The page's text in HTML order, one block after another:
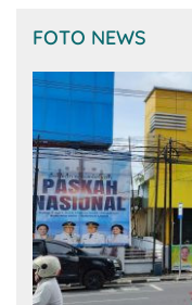
FOTO NEWS